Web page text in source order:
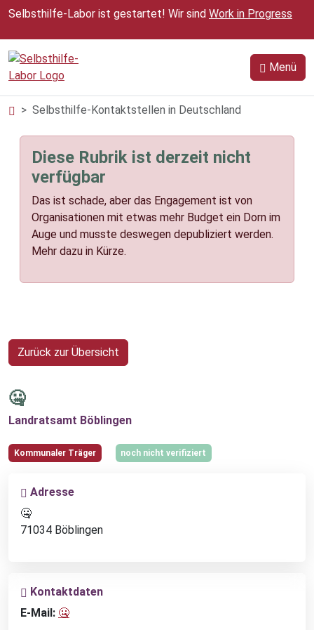
Zum Inhalt springen
Selbsthilfe-Labor ist gestartet! Wir sind Work in Progress
Menü
Selbsthilfe-Kontaktstellen in Deutschland
Diese Rubrik ist derzeit nicht
verfügbar
Das ist schade, aber das Engagement ist von
Organisationen mit etwas mehr Budget ein Dorn im
Auge und musste deswegen depubliziert werden.
Mehr dazu in Kürze.
Zurück zur Übersicht
🤐
Landratsamt Böblingen
Kommunaler Träger noch nicht verifiziert
Adresse
🤐
71034 Böblingen
Kontaktdaten
E-Mail: 🤐